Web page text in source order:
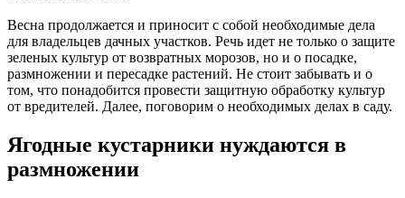
Весна продолжается и приносит с собой необходимые дела
для владельцев дачных участков. Речь идет не только о защите
зеленых культур от возвратных морозов, но и о посадке,
размножении и пересадке растений. Не стоит забывать и о
том, что понадобится провести защитную обработку культур
от вредителей. Далее, поговорим о необходимых делах в саду.
Ягодные кустарники нуждаются в
размножении